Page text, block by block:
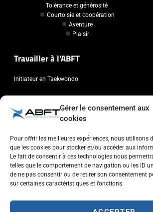
Gérer le consentement aux
cookies
Pour offrir les meilleures expériences, nous utilisons
que les cookies pour stocker et/ou accéder aux
Le fait de consentir à ces technologies nous
telles que le comportement de navigation ou les ID
de ne pas consentir ou de retirer son consentement
sur certaines caractéristiques et fonctions.
Tolérance et générosité
Courtoisie et coopération
Aventure
Plaisir
Travailler à l'ABFT
Initiateur en Taekwondo
Chaussée de Wavre, 2057 - 1160 Auderghem
info@abft.be
+32 (0)2 347 34 77